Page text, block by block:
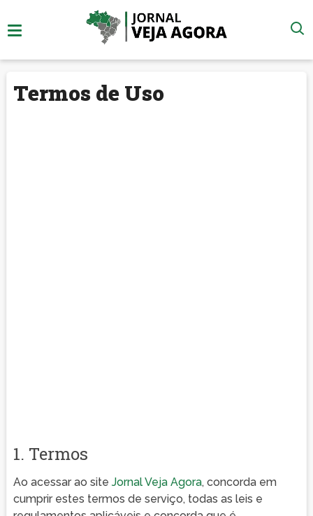
Termos de Uso
1. Termos
Ao acessar ao site Jornal Veja Agora, concorda em
cumprir estes termos de serviço, todas as leis e